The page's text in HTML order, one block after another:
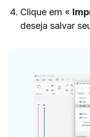
Clique em «
deseja salvar